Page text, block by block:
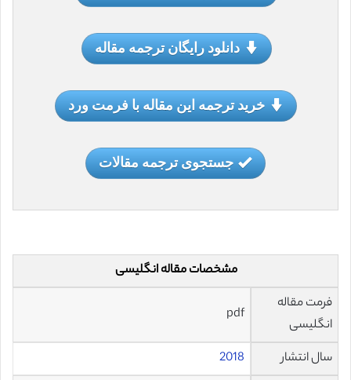
دانلود رایگان ترجمه مقاله
خرید ترجمه این مقاله با فرمت ورد
جستجوی ترجمه مقالات
مشخصات مقاله انگلیسی
فرمت مقاله
انگلیسی
pdf
سال انتشار
2018